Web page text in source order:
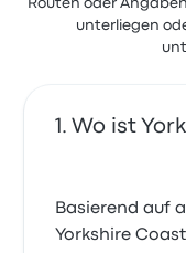
Routen oder
unterliegen
Wo ist
Basierend auf
Yorkshire